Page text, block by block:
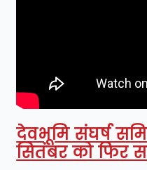
देवभूमि संघर्ष
सितंबर को फिर